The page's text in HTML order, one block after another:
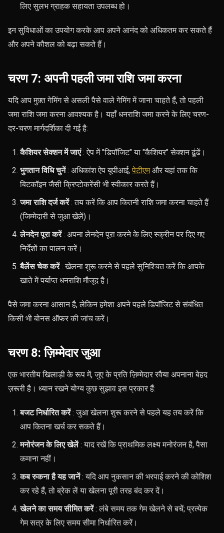
लिए सुलभ ग्राहक सहायता उपलब्ध हो।
इन सुविधाओं का उपयोग करके आप अपने आनंद को अधिकतम कर सकते हैं
और अपने कौशल को बढ़ा सकते हैं।
चरण 7: अपनी पहली जमा राशि जमा करना
यदि आप मुफ़्त गेमिंग से असली पैसे वाले गेमिंग में जाना चाहते हैं, तो पहली
जमा राशि जमा करना आवश्यक है। यहाँ धनराशि जमा करने के लिए चरण-
दर-चरण मार्गदर्शिका दी गई है:
कैशियर सेक्शन में जाएं: ऐप में "डिपॉजिट" या "कैशियर" सेक्शन ढूंढें।
भुगतान विधि चुनें: अधिकांश ऐप यूपीआई,पेटीएमऔर यहां तक ​​कि
बिटकॉइन जैसी क्रिप्टोकरेंसी भी स्वीकार करते हैं।
जमा राशि दर्ज करें: तय करें कि आप कितनी राशि जमा करना चाहते हैं
(जिम्मेदारी से जुआ खेलें)।
लेनदेन पूरा करें: अपना लेनदेन पूरा करने के लिए स्क्रीन पर दिए गए
निर्देशों का पालन करें।
बैलेंस चेक करें: खेलना शुरू करने से पहले सुनिश्चित करें कि आपके
खाते में पर्याप्त धनराशि मौजूद है।
पैसे जमा करना आसान है, लेकिन हमेशा अपने पहले डिपॉजिट से संबंधित
किसी भी बोनस ऑफर की जांच करें।
चरण 8: ज़िम्मेदार जुआ
एक भारतीय खिलाड़ी के रूप में, जुए के प्रति ज़िम्मेदार रवैया अपनाना बेहद
ज़रूरी है। ध्यान रखने योग्य कुछ सुझाव इस प्रकार हैं:
बजट निर्धारित करें: जुआ खेलना शुरू करने से पहले यह तय करें कि
आप कितना खर्च कर सकते हैं।
मनोरंजन के लिए खेलें: याद रखें कि प्राथमिक लक्ष्य मनोरंजन है, पैसा
कमाना नहीं।
कब रुकना है यह जानें: यदि आप नुकसान की भरपाई करने की कोशिश
कर रहे हैं, तो ब्रेक लें या खेलना पूरी तरह बंद कर दें।
खेलने का समय सीमित करें: लंबे समय तक गेम खेलने से बचें; प्रत्येक
गेम सत्र के लिए समय सीमा निर्धारित करें।